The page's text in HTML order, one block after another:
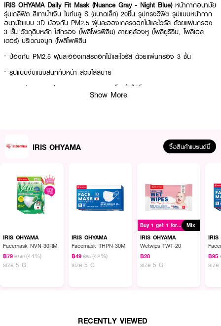
IRIS OHYAMA Daily Fit Mask (Nuance Gray - Night Blue) หน้ากากอนามัย
รุ่นเดลี่ฟิต สีเทาน้ำเงิน ไนท์บลู S (ขนาดเล็ก) 20ชิ้น รูปทรงวีฟิต รูปแบบหน้ากาก
อนามัยแบบ 3D ป้องกัน PM2.5 ฝุ่นละอองเกสรดอกไม้และไวรัส ด้วยแผ่นกรอง
3 ชั้น วัตถุดิบหลัก ไส้กรอง (โพลิโพรพิลีน) สายคล้องหู (โพลิยูริธีน, โพลิเอส
เตอร์) บริเวณจมูก (โพลิโพพิลีน
· ป้องกัน PM2.5 ฝุ่นละอองเกสรดอกไม้และไวรัส ด้วยแผ่นกรอง 3 ชั้น
· รูปแบบจีบแนบสนิทกับหน้า สวมใส่สบาย
· สายคล้องหูแบบนุ่มพิเศษ ลดอาการบาดเจ็บเมื่อใส่เป็นเวลานาน
1.คลี่หูหน้ากากอนามัย 2.สวมใส่ตรงระหว่างจมูกและปาก
ข้อควรระวัง เป็นหน้ากากอนามัยสำหรับใช้แล้วทิ้งเท่านั้น ไม่ควรซักล้างเพื่อใช้ซ้ำ,
ผลิตภัณฑ์นี้ไม่สามารถใช้ได้กับสภาพแวดล้อมที่เป็นพิษ, วัสดุสำหรับบรรจุภัณฑ์อาจ
ทำให้หน้ากากมีกลิ่น แต่ไม่ก่อให้เกิดสารพิษ
Show More
IRIS OHYAMA ซื้อสินค้าแบรนด์นี้
IRIS OHYAMA
Facemask NVN-30RM
฿79 ฿140 (44%)
size 5 G
IRIS OHYAMA
Facemask THPN-30M
฿49 ฿85 (42%)
size 5 G
Buy 1 get 1 for ฿24 Mix
IRIS OHYAMA
Wetwips TWT-20
฿28
size 5 G
IRIS
฿95
size
RECENTLY VIEWED